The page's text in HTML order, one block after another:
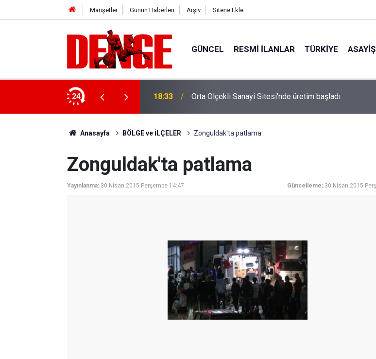
Manşetler Günün Haberleri Arşiv Sitene Ekle
GÜNCEL RESMI İLANLAR TÜRKİYE ASAYİŞ
24 18:33 Orta Ölçekli Sanayi Sitesi'nde üretim başladı
Anasayfa BÖLGE ve İLÇELER Zonguldak'ta patlama
Zonguldak'ta patlama
Yayınlanma: 30 Nisan 2015 Perşembe 14:47 Güncelleme: 30 Nisan 2015